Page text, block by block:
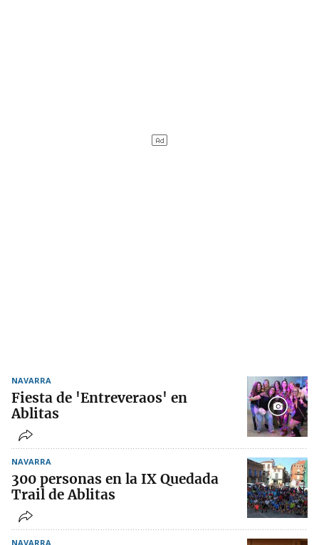
NAVARRA
Fiesta de 'Entreveraos' en
Ablitas
NAVARRA
300 personas en la IX Quedada
Trail de Ablitas
NAVARRA